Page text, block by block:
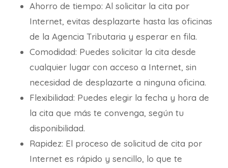
Ahorro de tiempo: Al solicitar la cita por
Internet, evitas desplazarte hasta las oficinas
de la Agencia Tributaria y esperar en fila.
Comodidad: Puedes solicitar la cita desde
cualquier lugar con acceso a Internet, sin
necesidad de desplazarte a ninguna oficina.
Flexibilidad: Puedes elegir la fecha y hora de
la cita que más te convenga, según tu
disponibilidad.
Rapidez: El proceso de solicitud de cita por
Internet es rápido y sencillo, lo que te